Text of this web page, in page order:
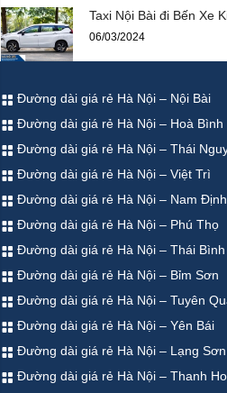
Taxi Nội Bài đi Bến Xe
06/03/2024
Đường dài giá rẻ Hà Nội – Nội Bài
Đường dài giá rẻ Hà Nội – Hoà Bình
Đường dài giá rẻ Hà Nội – Thái
Đường dài giá rẻ Hà Nội – Việt Trì
Đường dài giá rẻ Hà Nội – Nam Định
Đường dài giá rẻ Hà Nội – Phú Thọ
Đường dài giá rẻ Hà Nội – Thái Bình
Đường dài giá rẻ Hà Nội – Bỉm Sơn
Đường dài giá rẻ Hà Nội – Tuyên
Đường dài giá rẻ Hà Nội – Yên Bái
Đường dài giá rẻ Hà Nội – Lạng Sơn
Đường dài giá rẻ Hà Nội – Thanh